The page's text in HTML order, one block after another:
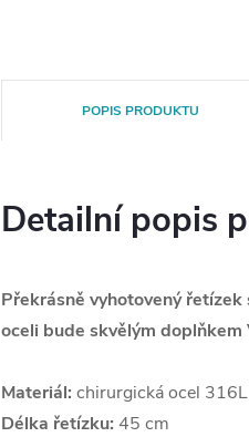
POPIS PRODUKTU
Detailní popis
Překrásně vyhotovený
oceli bude skvělým doplňkem
Materiál: chirurgická ocel 316L
Délka řetízku: 45 cm